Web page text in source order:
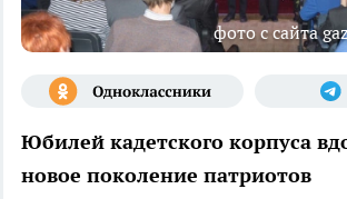
фото с сайта
Юбилей кадетского корпуса
новое поколение патриотов